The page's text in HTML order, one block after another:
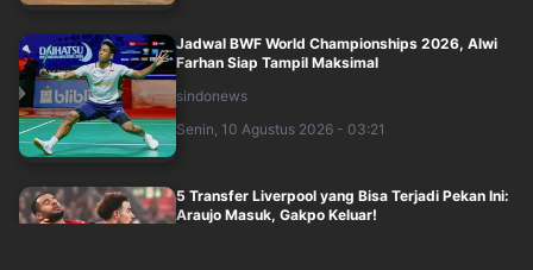
Jadwal BWF World Championships 2026, Alwi
Farhan Siap Tampil Maksimal
sindonews
Senin, 10 Agustus 2026 - 03:21
5 Transfer Liverpool yang Bisa Terjadi Pekan Ini:
Araujo Masuk, Gakpo Keluar!